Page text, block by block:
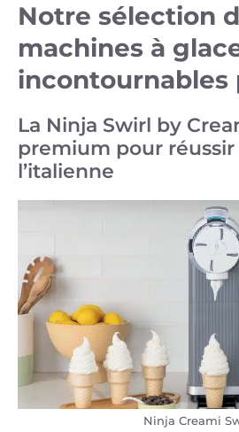
Notre sélection
machines à
incontournables
La Ninja Swirl by
premium pour réussir
l’italienne
Ninja Creami